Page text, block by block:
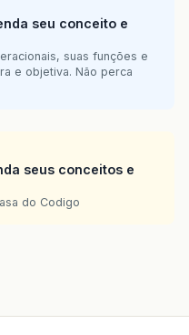
seu conceito e
suas funções e
e objetiva. Não perca
seus conceitos e
do Codigo